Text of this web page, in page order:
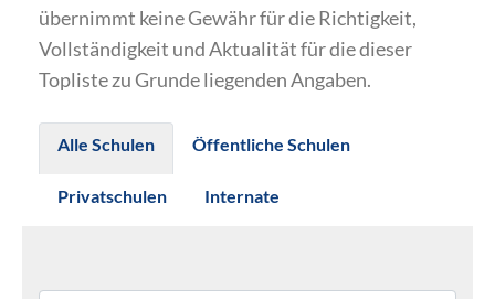
übernimmt keine Gewähr für die Richtigkeit,
Vollständigkeit und Aktualität für die dieser
Topliste zu Grunde liegenden Angaben.
Alle Schulen Öffentliche Schulen
Privatschulen Internate